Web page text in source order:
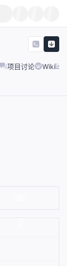
项目讨论 Wiki